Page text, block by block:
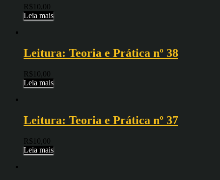
R$ 10,00
Leia mais
Leitura: Teoria e Prática nº 38
R$ 10,00
Leia mais
Leitura: Teoria e Prática nº 37
R$ 10,00
Leia mais